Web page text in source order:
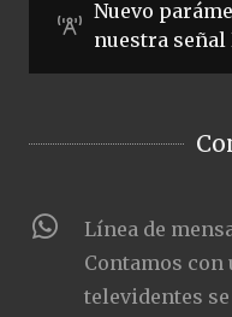
Nuevo
nuestra señal
Línea de
Contamos con
televidentes